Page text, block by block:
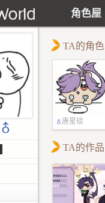
角色屋
TA的角色
唐星琰
TA的作品